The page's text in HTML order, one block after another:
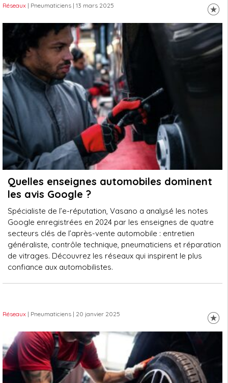
Réseaux | Pneumaticiens | 13 mars 2025
Quelles enseignes automobiles dominent
les avis Google ?
Spécialiste de l’e-réputation, Vasano a analysé les notes
Google enregistrées en 2024 par les enseignes de quatre
secteurs clés de l’après-vente automobile : entretien
généraliste, contrôle technique, pneumaticiens et réparation
de vitrages. Découvrez les réseaux qui inspirent le plus
confiance aux automobilistes.
Réseaux | Pneumaticiens | 20 janvier 2025